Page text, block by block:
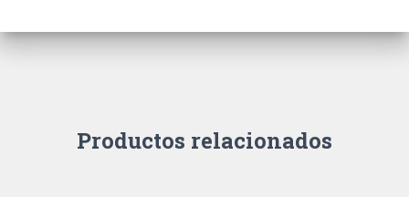
Productos relacionados